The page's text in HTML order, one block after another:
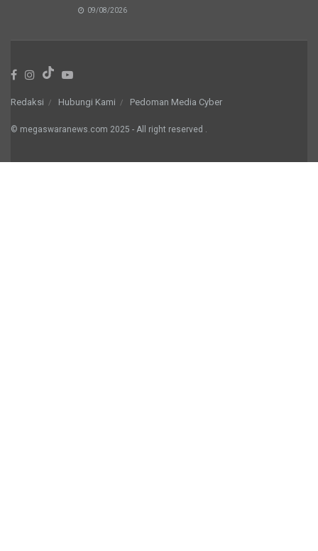
09/08/2026
Redaksi Hubungi Kami Pedoman Media Cyber
© megaswaranews.com 2025 - All right reserved .